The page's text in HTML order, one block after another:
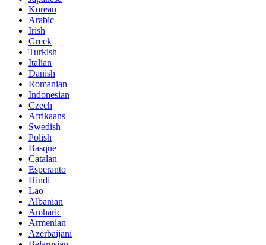
Korean
Arabic
Irish
Greek
Turkish
Italian
Danish
Romanian
Indonesian
Czech
Afrikaans
Swedish
Polish
Basque
Catalan
Esperanto
Hindi
Lao
Albanian
Amharic
Armenian
Azerbaijani